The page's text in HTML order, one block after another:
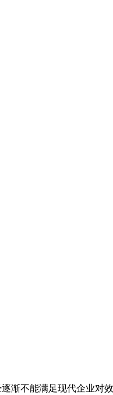
渐不能满足现代企业对